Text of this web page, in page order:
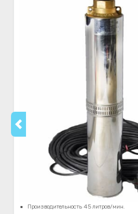
Производительность 45 литров/мин.